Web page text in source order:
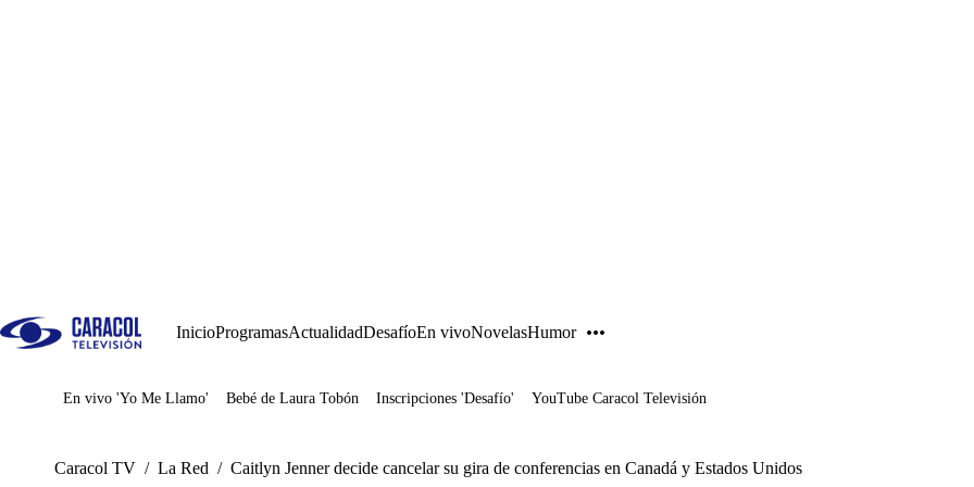
InicioProgramasActualidadDesafíoEn vivoNovelasHumor
Juegos
En vivo 'Yo Me Llamo' Bebé de Laura Tobón Inscripciones 'Desafío' YouTube Caracol Televisión
Caracol TV / La Red / Caitlyn Jenner decide cancelar su gira de conferencias en Canadá y Estados Unidos